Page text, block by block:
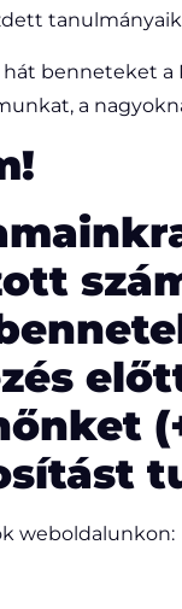
benneteket a
a
weboldalunkon: